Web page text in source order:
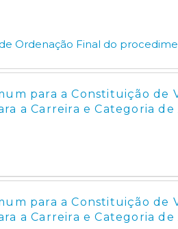
Ordenação Final do
para a Constituição
a Carreira e Categoria
para a Constituição
a Carreira e Categoria de